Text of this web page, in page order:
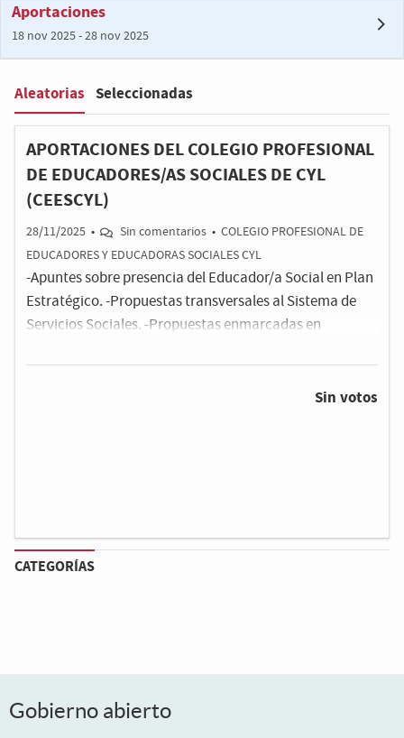
Aportaciones
18 nov 2025 - 28 nov 2025
Filter:
Aleatorias Seleccionadas
APORTACIONES DEL COLEGIO PROFESIONAL
DE EDUCADORES/AS SOCIALES DE CYL
(CEESCYL)
28/11/2025 • Sin comentarios • COLEGIO PROFESIONAL DE
EDUCADORES Y EDUCADORAS SOCIALES CYL
-Apuntes sobre presencia del Educador/a Social en Plan
Estratégico. -Propuestas transversales al Sistema de
Servicios Sociales. -Propuestas enmarcadas en
Sin votos
CATEGORÍAS
Gobierno abierto